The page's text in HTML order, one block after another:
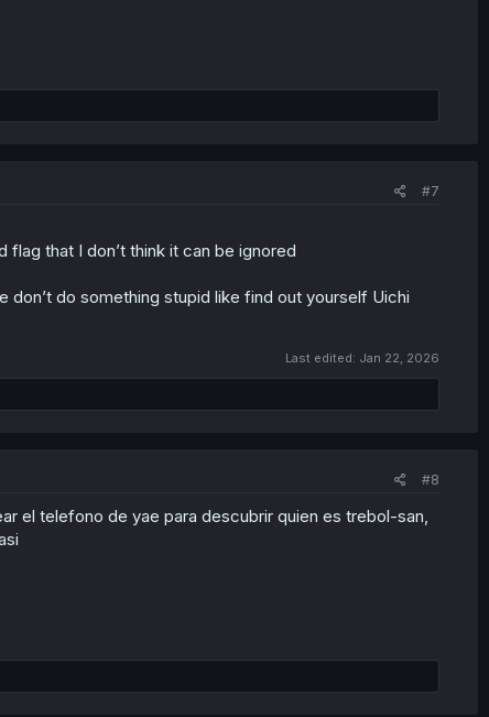
#7
that I don’t think it can be ignored
don’t do something stupid like find out yourself Uichi
Last edited: Jan 22, 2026
#8
el telefono de yae para descubrir quien es trebol-san,